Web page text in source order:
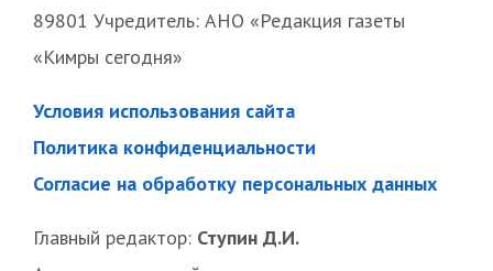
89801 Учредитель: АНО «Редакция газеты
«Кимры сегодня»
Условия использования сайта
Политика конфиденциальности
Согласие на обработку персональных данных
Главный редактор: Ступин Д.И.